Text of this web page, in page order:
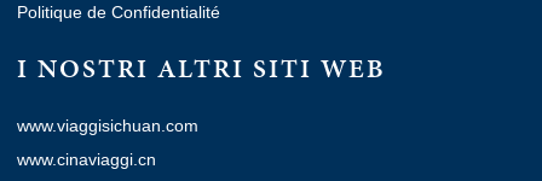
Politique de Confidentialité
I NOSTRI ALTRI SITI WEB
www.viaggisichuan.com
www.cinaviaggi.cn